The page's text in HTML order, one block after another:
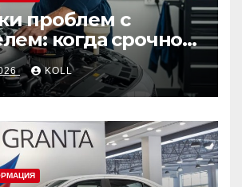
проблем с
когда срочно
KOLL